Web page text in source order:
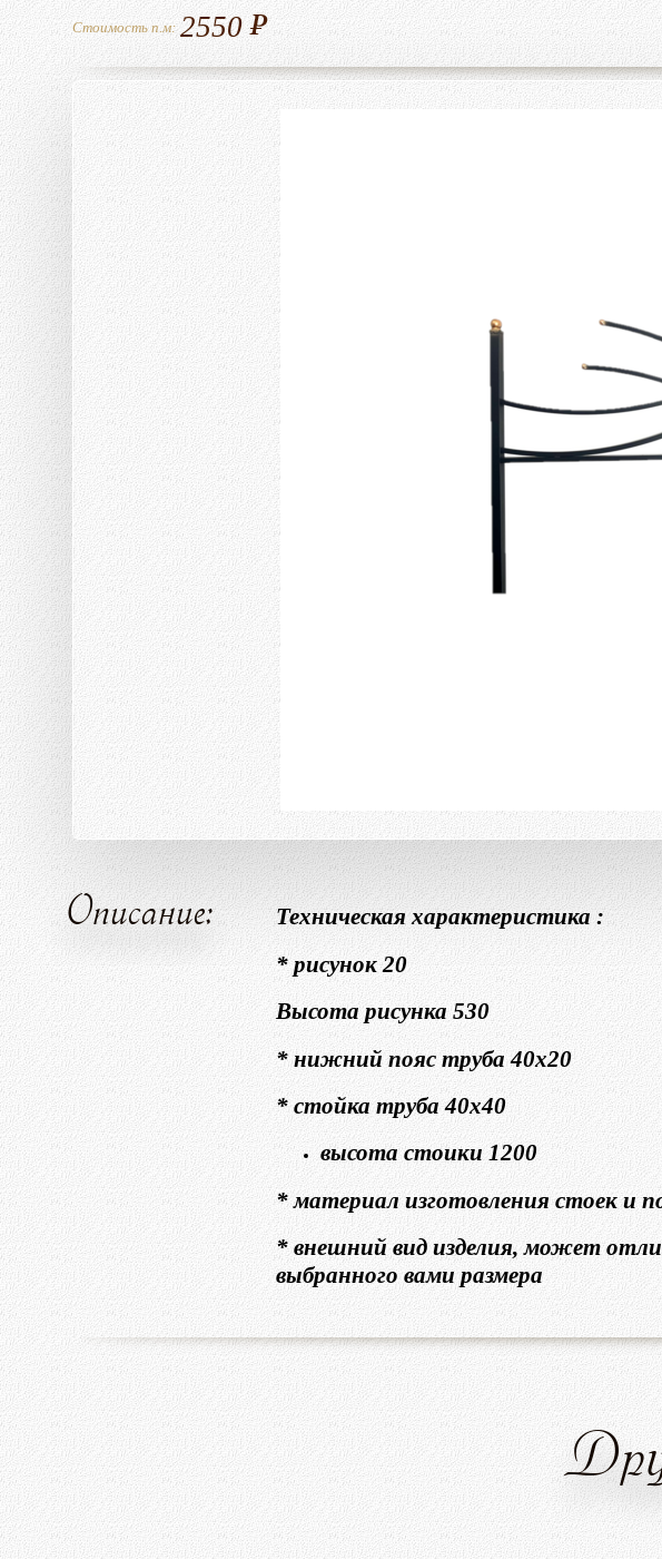
Стоимость п.м: 2550
Описание:
Техническая характеристика :
* рисунок 20
Высота рисунка 530
* нижний пояс труба 40х20
* стойка труба 40х40
высота стоики 1200
* материал изготовления стоек и
* внешний вид изделия, может
выбранного вами размера